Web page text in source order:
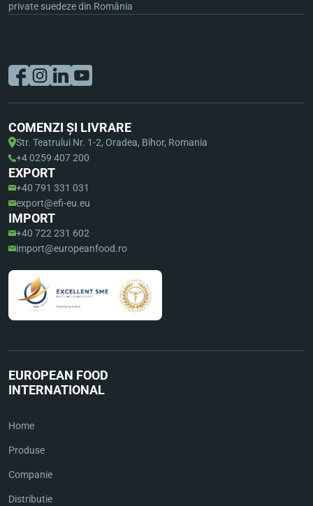
private suedeze din România
COMENZI ȘI LIVRARE
Str. Teatrului Nr. 1-2, Oradea, Bihor, Romania
+4 0259 407 200
EXPORT
+40 791 331 031
export@efi-eu.eu
IMPORT
+40 722 231 602
import@europeanfood.ro
EUROPEAN FOOD
INTERNATIONAL
Home
Produse
Companie
Distributie